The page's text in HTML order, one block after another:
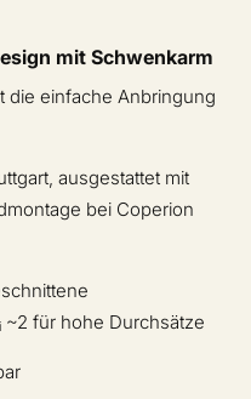
mit Schwenkarm
die einfache Anbringung
ausgestattet mit
bei Coperion
i ~2 für hohe Durchsätze